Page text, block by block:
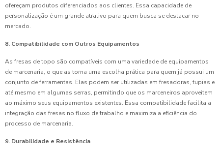
ofereçam produtos diferenciados aos clientes. Essa capacidade de
personalização é um grande atrativo para quem busca se destacar no
mercado.
8. Compatibilidade com Outros Equipamentos
As fresas de topo são compatíveis com uma variedade de equipamentos
de marcenaria, o que as torna uma escolha prática para quem já possui um
conjunto de ferramentas. Elas podem ser utilizadas em fresadoras, tupias e
até mesmo em algumas serras, permitindo que os marceneiros aproveitem
ao máximo seus equipamentos existentes. Essa compatibilidade facilita a
integração das fresas no fluxo de trabalho e maximiza a eficiência do
processo de marcenaria.
9. Durabilidade e Resistência